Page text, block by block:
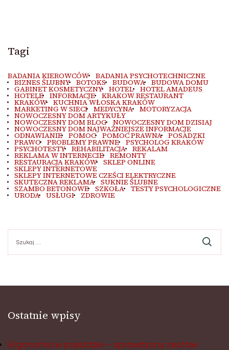
Tagi
BADANIA KIEROWCÓW BADANIA PSYCHOTECHNICZNE
BIZNES ŚLUBNY BOTOKS BUDOWA BUDOWA DOMU
GABINET KOSMETYCZNY HOTEL HOTEL AMADEUS
HOTELE INFORMACJE KRAKOW RESTAURANT
KRAKÓW KUCHNIA WŁOSKA KRAKÓW
MARKETING W SIECI MEDYCYNA MOTORYZACJA
NOWOCZESNY DOM ARTYKUŁY
NOWOCZESNY DOM BLOG NOWOCZESNY DOM DZISIAJ
NOWOCZESNY DOM NAJWAŻNIEJSZE INFORMACJE
ODNAWIANIE POMOC POMOC PRAWNA POSADZKI
PRAWO PROBLEMY PRAWNE PSYCHOLOG KRAKÓW
PSYCHOTESTY REHABILITACJA REKALAM
REKLAMA W INTERNECIE REMONTY
RESTAURACJA KRAKÓW SKLEP ONLINE
SKLEPY INTERNETOWE
SKLEPY INTERNETOWE CZEŚCI ELEKTRYCZNE
SKUTECZNA REKLAMA SUKNIE ŚLUBNE
SZAMBO BETONOWE SZKOŁA TESTY PSYCHOLOGICZNE
URODA USŁUGI ZDROWIE
Ostatnie wpisy
Ergonomia w pojeździe – sprawdzony zestaw